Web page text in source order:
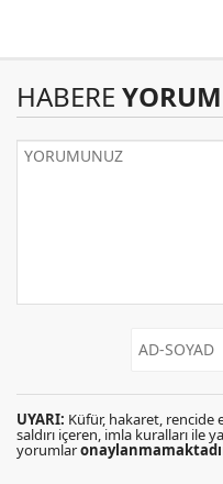
HABERE
UYARI: Küfür, hakaret, rencide
saldırı içeren, imla kuralları ile
yorumlar